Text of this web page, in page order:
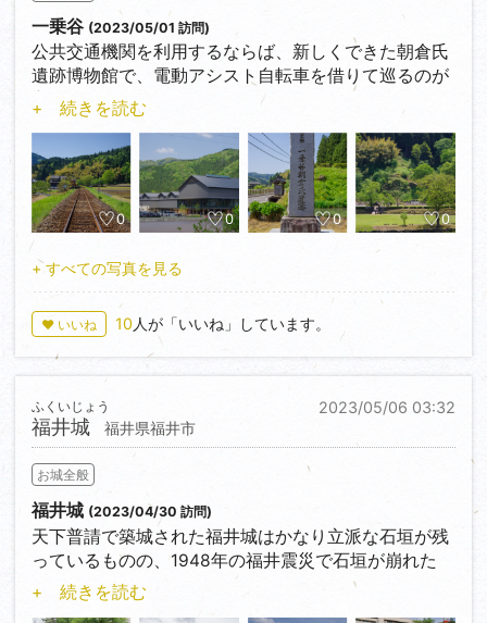
一乗谷 (2023/05/01 訪問)
公共交通機関を利用するならば、新しくできた朝倉氏
遺跡博物館で、電動アシスト自転車を借りて巡るのが
良い。
バスにしろ、越美北線にしろ大野に行く本数は限られ
ているので、徒歩だと移動が間に合わない恐れあり。
復元町並付近の遊歩道から山側に急な階段があり、朝
倉屋敷跡や復元町並みが一望できる。
+ 続きを読む
0 0 0 0
+ すべての写真を見る
♥ いいね 10 人が「いいね」しています。
2023/05/06 03:32
福井城
ふくいじょう
福井県福井市
お城全般
福井城 (2023/04/30 訪問)
天下普請で築城された福井城はかなり立派な石垣が残
っているものの、1948年の福井震災で石垣が崩れた
り、石垣面が
膨らんでいたり、割れていたりと保全が大変そうで心
+ 続きを読む